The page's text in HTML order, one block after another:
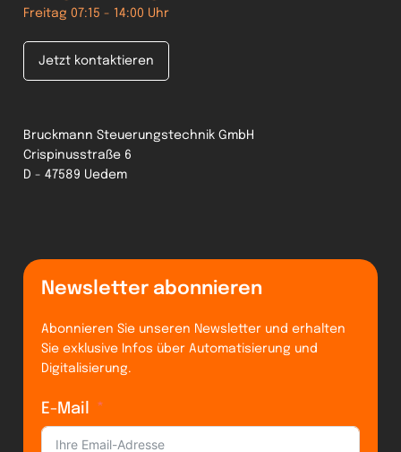
Freitag 07:15 - 14:00 Uhr
Jetzt kontaktieren
Bruckmann Steuerungstechnik GmbH
Crispinusstraße 6
D - 47589 Uedem
Newsletter abonnieren
Abonnieren Sie unseren Newsletter und erhalten
Sie exklusive Infos über Automatisierung und
Digitalisierung.
E-Mail